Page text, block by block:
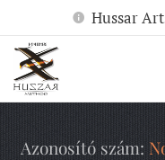
Hussar
Azonosító szám: